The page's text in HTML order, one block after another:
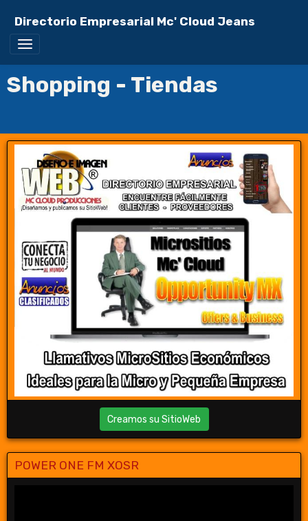
Directorio Empresarial Mc' Cloud Jeans
Shopping - Tiendas
Creamos su SitioWeb
POWER ONE FM XOSR